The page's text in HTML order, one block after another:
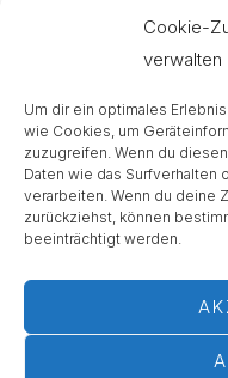
Cookie-
verwalten
Um dir ein optimales
wie Cookies, um
zuzugreifen. Wenn du
Daten wie das
verarbeiten. Wenn du deine
zurückziehst, können
beeinträchtigt werden.
dich dem Prozess
größtes Learning
Weiterlesen »